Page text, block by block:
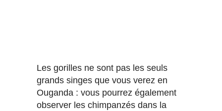
Les gorilles ne sont pas les seuls
grands singes que vous verez en
Ouganda : vous pourrez également
observer les chimpanzés dans la